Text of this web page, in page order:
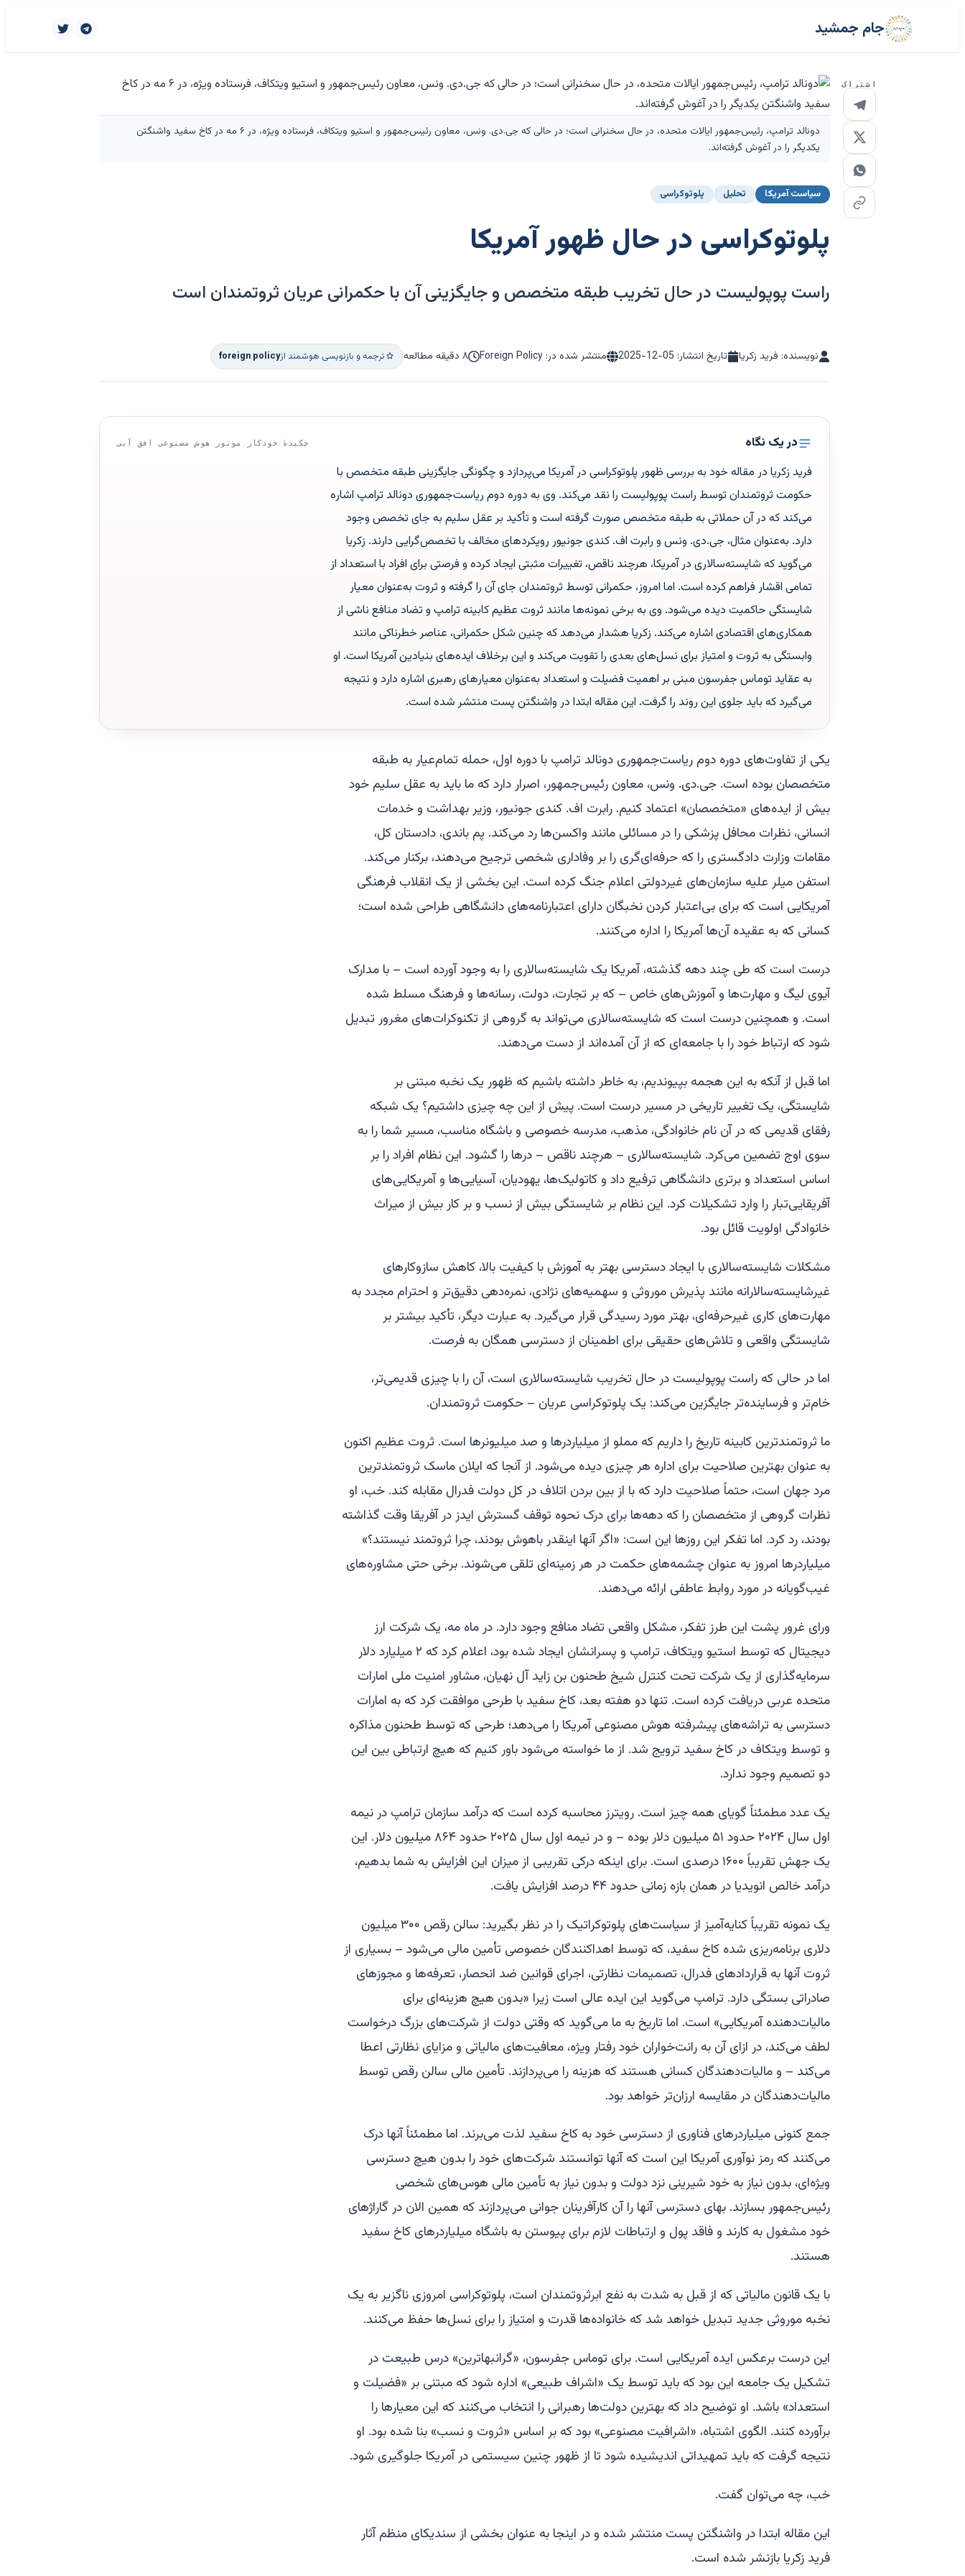
جام جمشید
اشتراک
دونالد ترامپ، رئیس‌جمهور ایالات متحده، در حال سخنرانی است؛ در حالی که جی.دی. ونس، معاون رئیس‌جمهور و استیو ویتکاف، فرستاده ویژه، در ۶ مه در کاخ سفید واشنگتن
یکدیگر را در آغوش گرفته‌اند.
سیاست آمریکا تحلیل پلوتوکراسی
پلوتوکراسی در حال ظهور آمریکا
راست پوپولیست در حال تخریب طبقه متخصص و جایگزینی آن با حکمرانی عریان ثروتمندان است
نویسنده: فرید زکریا تاریخ انتشار: 2025-12-05 منتشر شده در: Foreign Policy ۸ دقیقه مطالعه ترجمه و بازنویسی هوشمند ازforeign policy
در یک نگاه چکیدهٔ خودکار موتور هوش مصنوعی افق آبی
فرید زکریا در مقاله خود به بررسی ظهور پلوتوکراسی در آمریکا می‌پردازد و چگونگی جایگزینی طبقه متخصص با
حکومت ثروتمندان توسط راست پوپولیست را نقد می‌کند. وی به دوره دوم ریاست‌جمهوری دونالد ترامپ اشاره
می‌کند که در آن حملاتی به طبقه متخصص صورت گرفته است و تأکید بر عقل سلیم به جای تخصص وجود
دارد. به‌عنوان مثال، جی.دی. ونس و رابرت اف. کندی جونیور رویکردهای مخالف با تخصص‌گرایی دارند. زکریا
می‌گوید که شایسته‌سالاری در آمریکا، هرچند ناقص، تغییرات مثبتی ایجاد کرده و فرصتی برای افراد با استعداد از
تمامی اقشار فراهم کرده است. اما امروز، حکمرانی توسط ثروتمندان جای آن را گرفته و ثروت به‌عنوان معیار
شایستگی حاکمیت دیده می‌شود. وی به برخی نمونه‌ها مانند ثروت عظیم کابینه ترامپ و تضاد منافع ناشی از
همکاری‌های اقتصادی اشاره می‌کند. زکریا هشدار می‌دهد که چنین شکل حکمرانی، عناصر خطرناکی مانند
وابستگی به ثروت و امتیاز برای نسل‌های بعدی را تقویت می‌کند و این برخلاف ایده‌های بنیادین آمریکا است. او
به عقاید توماس جفرسون مبنی بر اهمیت فضیلت و استعداد به‌عنوان معیارهای رهبری اشاره دارد و نتیجه
می‌گیرد که باید جلوی این روند را گرفت. این مقاله ابتدا در واشنگتن پست منتشر شده است.
یکی از تفاوت‌های دوره دوم ریاست‌جمهوری دونالد ترامپ با دوره اول، حمله تمام‌عیار به طبقه
متخصصان بوده است. جی.دی. ونس، معاون رئیس‌جمهور، اصرار دارد که ما باید به عقل سلیم خود
بیش از ایده‌های «متخصصان» اعتماد کنیم. رابرت اف. کندی جونیور، وزیر بهداشت و خدمات
انسانی، نظرات محافل پزشکی را در مسائلی مانند واکسن‌ها رد می‌کند. پم باندی، دادستان کل،
مقامات وزارت دادگستری را که حرفه‌ای‌گری را بر وفاداری شخصی ترجیح می‌دهند، برکنار می‌کند.
استفن میلر علیه سازمان‌های غیردولتی اعلام جنگ کرده است. این بخشی از یک انقلاب فرهنگی
آمریکایی است که برای بی‌اعتبار کردن نخبگان دارای اعتبارنامه‌های دانشگاهی طراحی شده است؛
کسانی که به عقیده آن‌ها آمریکا را اداره می‌کنند.
درست است که طی چند دهه گذشته، آمریکا یک شایسته‌سالاری را به وجود آورده است – با مدارک
آیوی لیگ و مهارت‌ها و آموزش‌های خاص – که بر تجارت، دولت، رسانه‌ها و فرهنگ مسلط شده
است. و همچنین درست است که شایسته‌سالاری می‌تواند به گروهی از تکنوکرات‌های مغرور تبدیل
شود که ارتباط خود را با جامعه‌ای که از آن آمده‌اند از دست می‌دهند.
اما قبل از آنکه به این هجمه بپیوندیم، به خاطر داشته باشیم که ظهور یک نخبه مبتنی بر
شایستگی، یک تغییر تاریخی در مسیر درست است. پیش از این چه چیزی داشتیم؟ یک شبکه
رفقای قدیمی که در آن نام خانوادگی، مذهب، مدرسه خصوصی و باشگاه مناسب، مسیر شما را به
سوی اوج تضمین می‌کرد. شایسته‌سالاری – هرچند ناقص – درها را گشود. این نظام افراد را بر
اساس استعداد و برتری دانشگاهی ترفیع داد و کاتولیک‌ها، یهودیان، آسیایی‌ها و آمریکایی‌های
آفریقایی‌تبار را وارد تشکیلات کرد. این نظام بر شایستگی بیش از نسب و بر کار بیش از میراث
خانوادگی اولویت قائل بود.
مشکلات شایسته‌سالاری با ایجاد دسترسی بهتر به آموزش با کیفیت بالا، کاهش سازوکارهای
غیرشایسته‌سالارانه مانند پذیرش موروثی و سهمیه‌های نژادی، نمره‌دهی دقیق‌تر و احترام مجدد به
مهارت‌های کاری غیرحرفه‌ای، بهتر مورد رسیدگی قرار می‌گیرد. به عبارت دیگر، تأکید بیشتر بر
شایستگی واقعی و تلاش‌های حقیقی برای اطمینان از دسترسی همگان به فرصت.
اما در حالی که راست پوپولیست در حال تخریب شایسته‌سالاری است، آن را با چیزی قدیمی‌تر،
خام‌تر و فرساینده‌تر جایگزین می‌کند: یک پلوتوکراسی عریان – حکومت ثروتمندان.
ما ثروتمندترین کابینه تاریخ را داریم که مملو از میلیاردرها و صد میلیونرها است. ثروت عظیم اکنون
به عنوان بهترین صلاحیت برای اداره هر چیزی دیده می‌شود. از آنجا که ایلان ماسک ثروتمندترین
مرد جهان است، حتماً صلاحیت دارد که با از بین بردن اتلاف در کل دولت فدرال مقابله کند. خب، او
نظرات گروهی از متخصصان را که دهه‌ها برای درک نحوه توقف گسترش ایدز در آفریقا وقت گذاشته
بودند، رد کرد. اما تفکر این روزها این است: «اگر آنها اینقدر باهوش بودند، چرا ثروتمند نیستند؟»
میلیاردرها امروز به عنوان چشمه‌های حکمت در هر زمینه‌ای تلقی می‌شوند. برخی حتی مشاوره‌های
غیب‌گویانه در مورد روابط عاطفی ارائه می‌دهند.
ورای غرور پشت این طرز تفکر، مشکل واقعی تضاد منافع وجود دارد. در ماه مه، یک شرکت ارز
دیجیتال که توسط استیو ویتکاف، ترامپ و پسرانشان ایجاد شده بود، اعلام کرد که ۲ میلیارد دلار
سرمایه‌گذاری از یک شرکت تحت کنترل شیخ طحنون بن زاید آل نهیان، مشاور امنیت ملی امارات
متحده عربی دریافت کرده است. تنها دو هفته بعد، کاخ سفید با طرحی موافقت کرد که به امارات
دسترسی به تراشه‌های پیشرفته هوش مصنوعی آمریکا را می‌دهد؛ طرحی که توسط طحنون مذاکره
و توسط ویتکاف در کاخ سفید ترویج شد. از ما خواسته می‌شود باور کنیم که هیچ ارتباطی بین این
دو تصمیم وجود ندارد.
یک عدد مطمئناً گویای همه چیز است. رویترز محاسبه کرده است که درآمد سازمان ترامپ در نیمه
اول سال ۲۰۲۴ حدود ۵۱ میلیون دلار بوده – و در نیمه اول سال ۲۰۲۵ حدود ۸۶۴ میلیون دلار. این
یک جهش تقریباً ۱۶۰۰ درصدی است. برای اینکه درکی تقریبی از میزان این افزایش به شما بدهیم،
درآمد خالص انویدیا در همان بازه زمانی حدود ۴۴ درصد افزایش یافت.
یک نمونه تقریباً کنایه‌آمیز از سیاست‌های پلوتوکراتیک را در نظر بگیرید: سالن رقص ۳۰۰ میلیون
دلاری برنامه‌ریزی شده کاخ سفید، که توسط اهداکنندگان خصوصی تأمین مالی می‌شود – بسیاری از
ثروت آنها به قراردادهای فدرال، تصمیمات نظارتی، اجرای قوانین ضد انحصار، تعرفه‌ها و مجوزهای
صادراتی بستگی دارد. ترامپ می‌گوید این ایده عالی است زیرا «بدون هیچ هزینه‌ای برای
مالیات‌دهنده آمریکایی» است. اما تاریخ به ما می‌گوید که وقتی دولت از شرکت‌های بزرگ درخواست
لطف می‌کند، در ازای آن به رانت‌خواران خود رفتار ویژه، معافیت‌های مالیاتی و مزایای نظارتی اعطا
می‌کند – و مالیات‌دهندگان کسانی هستند که هزینه را می‌پردازند. تأمین مالی سالن رقص توسط
مالیات‌دهندگان در مقایسه ارزان‌تر خواهد بود.
جمع کنونی میلیاردرهای فناوری از دسترسی خود به کاخ سفید لذت می‌برند. اما مطمئناً آنها درک
می‌کنند که رمز نوآوری آمریکا این است که آنها توانستند شرکت‌های خود را بدون هیچ دسترسی
ویژه‌ای، بدون نیاز به خود شیرینی نزد دولت و بدون نیاز به تأمین مالی هوس‌های شخصی
رئیس‌جمهور بسازند. بهای دسترسی آنها را آن کارآفرینان جوانی می‌پردازند که همین الان در گاراژهای
خود مشغول به کارند و فاقد پول و ارتباطات لازم برای پیوستن به باشگاه میلیاردرهای کاخ سفید
هستند.
با یک قانون مالیاتی که از قبل به شدت به نفع ابرثروتمندان است، پلوتوکراسی امروزی ناگزیر به یک
نخبه موروثی جدید تبدیل خواهد شد که خانواده‌ها قدرت و امتیاز را برای نسل‌ها حفظ می‌کنند.
این درست برعکس ایده آمریکایی است. برای توماس جفرسون، «گرانبهاترین» درس طبیعت در
تشکیل یک جامعه این بود که باید توسط یک «اشراف طبیعی» اداره شود که مبتنی بر «فضیلت و
استعداد» باشد. او توضیح داد که بهترین دولت‌ها رهبرانی را انتخاب می‌کنند که این معیارها را
برآورده کنند. الگوی اشتباه، «اشرافیت مصنوعی» بود که بر اساس «ثروت و نسب» بنا شده بود. او
نتیجه گرفت که باید تمهیداتی اندیشیده شود تا از ظهور چنین سیستمی در آمریکا جلوگیری شود.
خب، چه می‌توان گفت.
این مقاله ابتدا در واشنگتن پست منتشر شده و در اینجا به عنوان بخشی از سندیکای منظم آثار
فرید زکریا بازنشر شده است.